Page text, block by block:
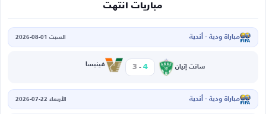
مباريات انتهت
مباراة ودية - أندية السبت 01-08-2026
سانت إتيان 4
-
3 فينيسا
مباراة ودية - أندية الأربعاء 22-07-2026